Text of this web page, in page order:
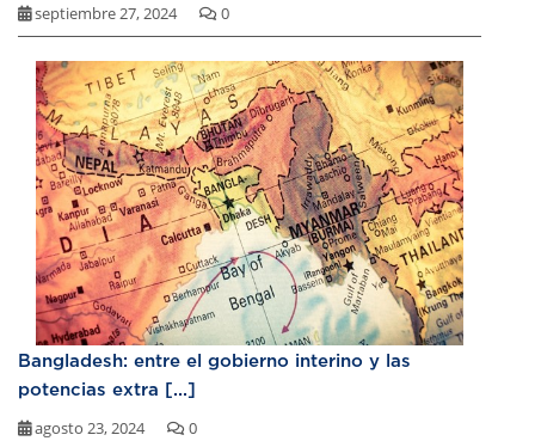
septiembre 27, 2024 0
Bangladesh: entre el gobierno interino y las
potencias extra [...]
agosto 23, 2024 0